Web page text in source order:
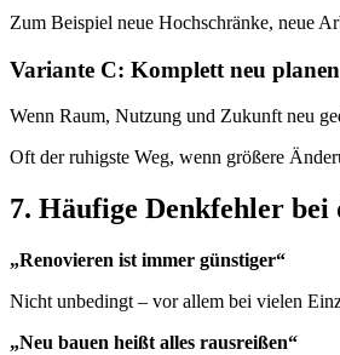
Zum Beispiel neue Hochschränke, neue
Variante C: Komplett neu planen
Wenn Raum, Nutzung und Zukunft neu
Oft der ruhigste Weg, wenn größere
7. Häufige Denkfehler bei
„Renovieren ist immer günstiger“
Nicht unbedingt – vor allem bei vielen
„Neu bauen heißt alles rausreißen“